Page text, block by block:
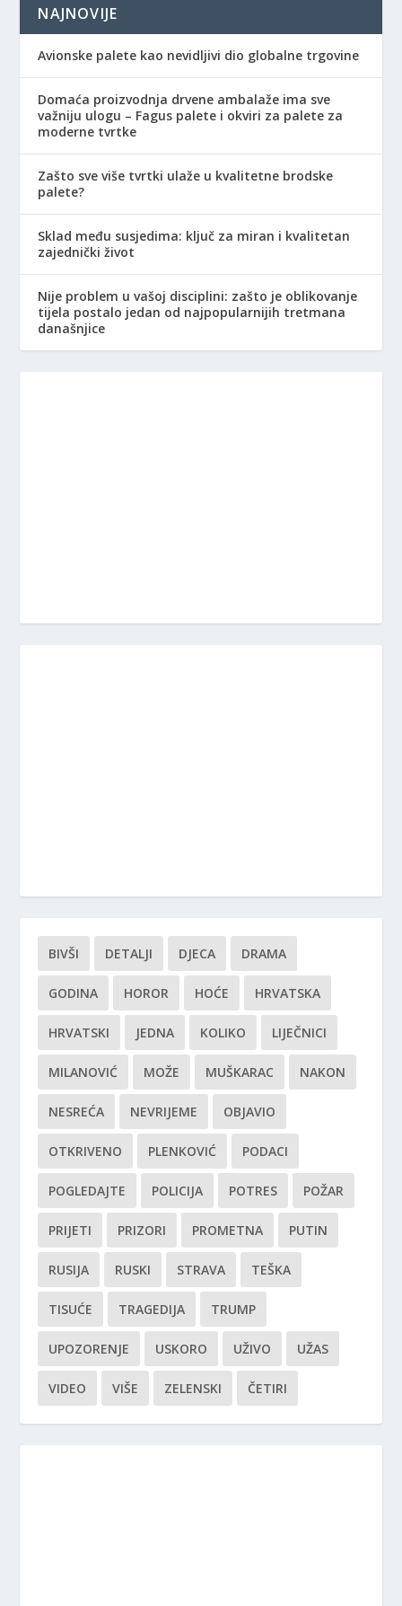
NAJNOVIJE
Avionske palete kao nevidljivi dio globalne trgovine
Domaća proizvodnja drvene ambalaže ima sve
važniju ulogu – Fagus palete i okviri za palete za
moderne tvrtke
Zašto sve više tvrtki ulaže u kvalitetne brodske
palete?
Sklad među susjedima: ključ za miran i kvalitetan
zajednički život
Nije problem u vašoj disciplini: zašto je oblikovanje
tijela postalo jedan od najpopularnijih tretmana
današnjice
BIVŠI DETALJI DJECA DRAMA
GODINA HOROR HOĆE HRVATSKA
HRVATSKI JEDNA KOLIKO LIJEČNICI
MILANOVIĆ MOŽE MUŠKARAC NAKON
NESREĆA NEVRIJEME OBJAVIO
OTKRIVENO PLENKOVIĆ PODACI
POGLEDAJTE POLICIJA POTRES POŽAR
PRIJETI PRIZORI PROMETNA PUTIN
RUSIJA RUSKI STRAVA TEŠKA
TISUĆE TRAGEDIJA TRUMP
UPOZORENJE USKORO UŽIVO UŽAS
VIDEO VIŠE ZELENSKI ČETIRI